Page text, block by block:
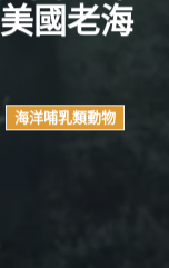
國老海
海洋哺乳類動物